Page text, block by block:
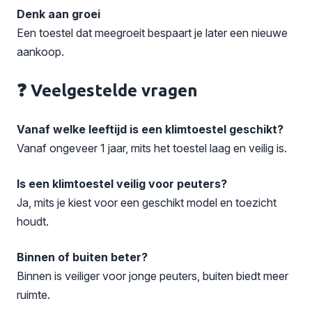
Denk aan groei
Een toestel dat meegroeit bespaart je later een nieuwe
aankoop.
❓ Veelgestelde vragen
Vanaf welke leeftijd is een klimtoestel geschikt?
Vanaf ongeveer 1 jaar, mits het toestel laag en veilig is.
Is een klimtoestel veilig voor peuters?
Ja, mits je kiest voor een geschikt model en toezicht
houdt.
Binnen of buiten beter?
Binnen is veiliger voor jonge peuters, buiten biedt meer
ruimte.